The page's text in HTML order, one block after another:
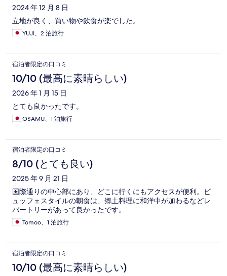
2024 年 12 月 8 日
立地が良く、買い物や飲食が楽でした。
YUJI、2 泊旅行
宿泊者限定の口コミ
10/10 (最高に素晴らしい)
2026 年 1 月 15 日
とても良かったです。
OSAMU、1 泊旅行
宿泊者限定の口コミ
8/10 (とても良い)
2025 年 9 月 21 日
国際通りの中心部にあり、どこに行くにもアクセスが便利。ビ
ュッフェスタイルの朝食は、郷土料理に和洋中が加わるなどレ
パートリーがあって良かったです。
Tomoo、1 泊旅行
宿泊者限定の口コミ
10/10 (最高に素晴らしい)